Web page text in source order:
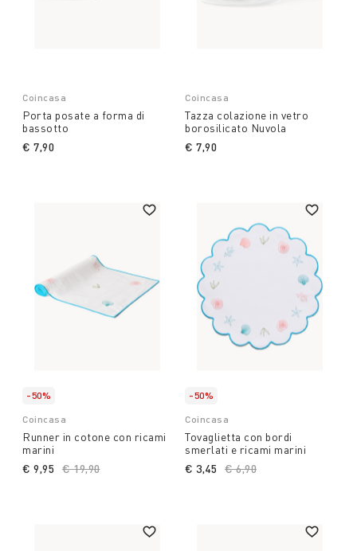
Coincasa
Porta posate a forma di
bassotto
€ 7,90
Coincasa
Tazza colazione in vetro
borosilicato Nuvola
€ 7,90
-50%
Coincasa
Runner in cotone con ricami
marini
Price reduced from
€ 19,90to
€ 9,95
-50%
Coincasa
Tovaglietta con bordi
smerlati e ricami marini
Price reduced from
€ 6,90
€ 3,45